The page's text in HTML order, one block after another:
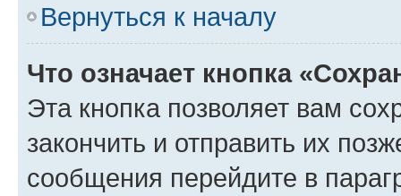
Вернуться к началу
Что означает кнопка
Эта кнопка позволяет вам
закончить и отправить их
сообщения перейдите в